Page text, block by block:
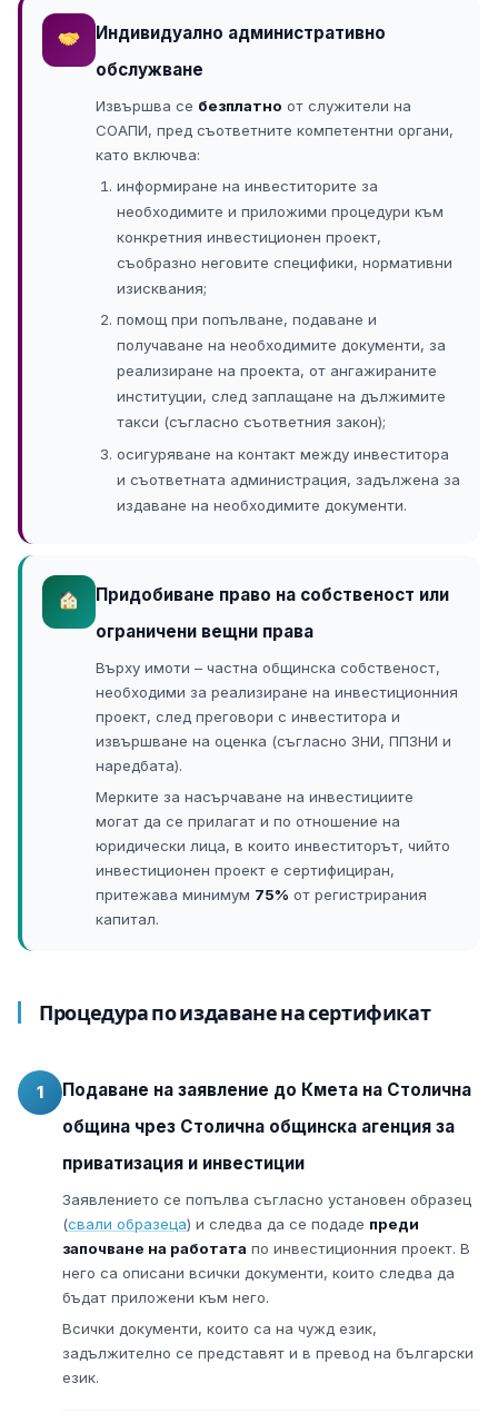
Индивидуално административно
обслужване
Извършва се безплатно от служители на
СОАПИ, пред съответните компетентни органи,
като включва:
информиране на инвеститорите за
необходимите и приложими процедури към
конкретния инвестиционен проект,
съобразно неговите специфики, нормативни
изисквания;
помощ при попълване, подаване и
получаване на необходимите документи, за
реализиране на проекта, от ангажираните
институции, след заплащане на дължимите
такси (съгласно съответния закон);
осигуряване на контакт между инвеститора
и съответната администрация, задължена за
издаване на необходимите документи.
Придобиване право на собственост или
ограничени вещни права
Върху имоти – частна общинска собственост,
необходими за реализиране на инвестиционния
проект, след преговори с инвеститора и
извършване на оценка (съгласно ЗНИ, ППЗНИ и
наредбата).
Мерките за насърчаване на инвестициите
могат да се прилагат и по отношение на
юридически лица, в които инвеститорът, чийто
инвестиционен проект е сертифициран,
притежава минимум 75% от регистрирания
капитал.
Процедура по издаване на сертификат
1
Подаване на заявление до Кмета на Столична
община чрез Столична общинска агенция за
приватизация и инвестиции
Заявлението се попълва съгласно установен образец
(свали образеца) и следва да се подаде преди
започване на работата по инвестиционния проект. В
него са описани всички документи, които следва да
бъдат приложени към него.
Всички документи, които са на чужд език,
задължително се представят и в превод на български
език.